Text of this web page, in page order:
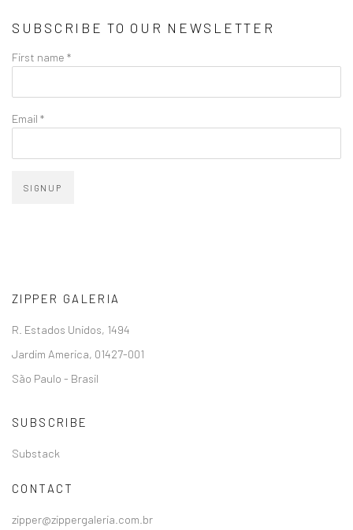
SUBSCRIBE TO OUR NEWSLETTER
First name *
Email *
SIGNUP
ZIPPER GALERIA
R. Estados Unidos, 1494
Jardim America, 01427-001
São Paulo - Brasil
SUBSCRIBE
Substack
CONTACT
zipper@zippergaleria.com.br